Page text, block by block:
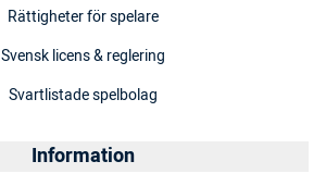
Rättigheter för spelare
Svensk licens & reglering
Svartlistade spelbolag
Information